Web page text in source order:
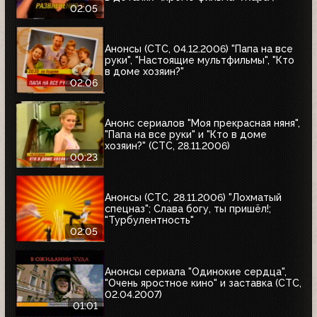
02:05
02:06
Анонсы (СТС, 04.12.2006) "Папа на все
руки", "Настоящие мультфильмы", "Кто
в доме хозяин?"
00:23
Анонс сериалов "Моя прекрасная няня",
"Папа на все руки" и "Кто в доме
хозяин?" (СТС, 28.11.2006)
02:05
Анонсы (СТС, 28.11.2006) "Лохматый
спецназ"; Слава богу, ты пришёл!;
"Турбулентность"
01:01
Анонсы сериала "Одинокие сердца",
"Очень яростное кино" и заставка (СТС,
02.04.2007)